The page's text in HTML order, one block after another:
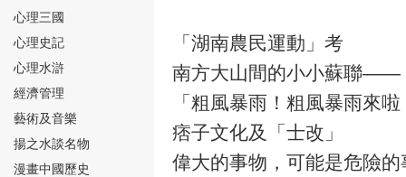
⑮
心理三國
心理史記
心理水滸
經濟管理
藝術及音樂
揚之水談名物
漫畫中國歷史
「湖南農民運動」考
南方大山間的小小蘇聯——
「粗風暴雨！粗風暴雨來
痞子文化及「士改」
偉大的事物，可能是危險